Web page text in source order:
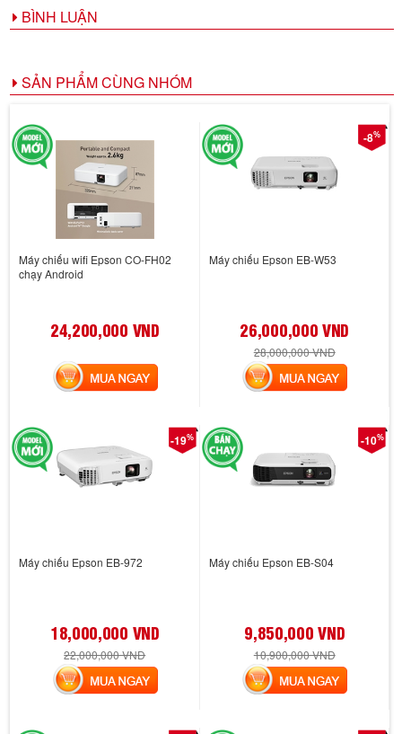
BÌNH LUẬN
SẢN PHẨM CÙNG NHÓM
Máy chiếu wifi Epson CO-FH02
chạy Android
24,200,000 VND
MUA NGAY
-8%
Máy chiếu Epson EB-W53
26,000,000 VND
28,000,000 VND
MUA NGAY
-19%
Máy chiếu Epson EB-972
18,000,000 VND
22,000,000 VND
MUA NGAY
-10%
Máy chiếu Epson EB-S04
9,850,000 VND
10,900,000 VND
MUA NGAY